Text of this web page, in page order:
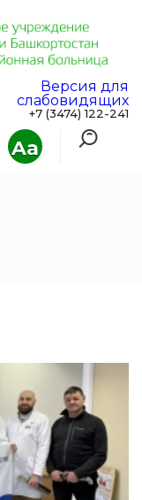
Aa
Версия для
слабовидящих
+7 (3474) 122-241